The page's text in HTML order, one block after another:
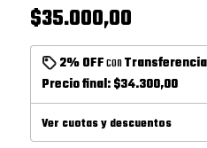
$35.000,00
2% OFFconTransferencia
Precio final:$34.300,00
Ver cuotas y descuentos